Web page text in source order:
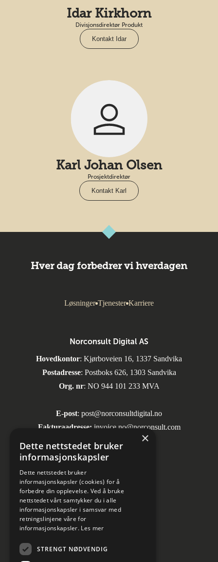
Idar Kirkhorn
Divisjonsdirektør Produkt
Kontakt Idar
Karl Johan Olsen
Prosjektdirektør
Kontakt Karl
Hver dag forbedrer vi hverdagen
Løsninger Tjenester Karriere
Sosiale medier
Informasjon om personvern
Norconsult Digital AS
Hovedkontor: Kjørboveien 16, 1337 Sandvika
Postadresse: Postboks 626, 1303 Sandvika
Org. nr: NO 944 101 233 MVA
E-post: post@norconsultdigital.no
Fakturaadresse: invoice.no@norconsult.com
×
Dette nettstedet bruker
informasjonskapsler
Dette nettstedet bruker
informasjonskapsler (cookies) for å
forbedre din opplevelse. Ved å bruke
nettstedet vårt samtykker du i alle
informasjonskapsler i samsvar med
retningslinjene våre for
informasjonskapsler. Les mer
STRENGT NØDVENDIG